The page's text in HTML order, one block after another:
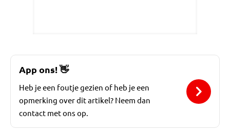
App ons!👋
Heb je een foutje gezien of heb je een
opmerking over dit artikel? Neem dan
contact met ons op.